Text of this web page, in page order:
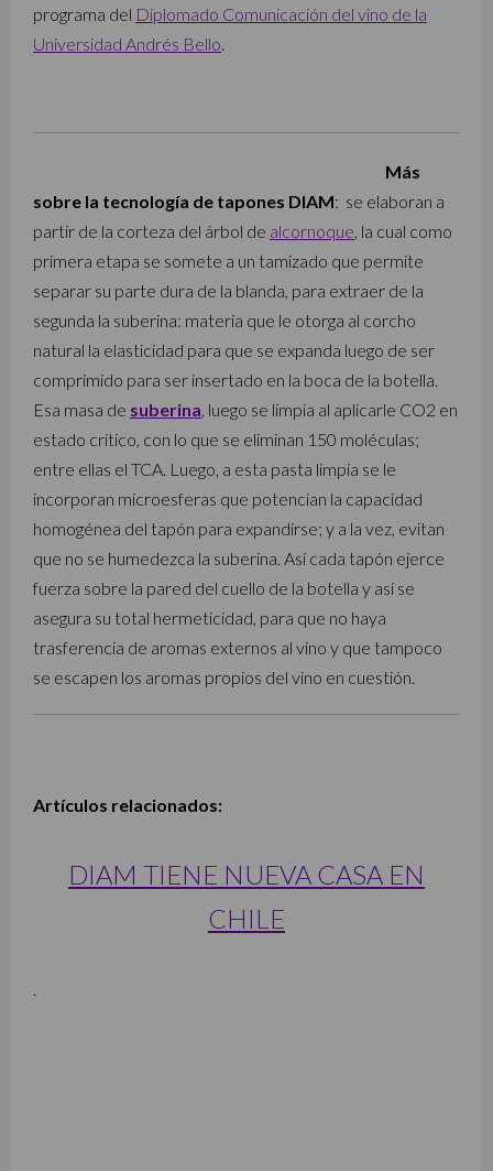
programa del Diplomado Comunicación del vino de la
Universidad Andrés Bello.
Más
sobre la tecnología de tapones DIAM: se elaboran a
partir de la corteza del árbol de alcornoque, la cual como
primera etapa se somete a un tamizado que permite
separar su parte dura de la blanda, para extraer de la
segunda la suberina: materia que le otorga al corcho
natural la elasticidad para que se expanda luego de ser
comprimido para ser insertado en la boca de la botella.
Esa masa de suberina, luego se limpia al aplicarle CO2 en
estado crítico, con lo que se eliminan 150 moléculas;
entre ellas el TCA. Luego, a esta pasta limpia se le
incorporan microesferas que potencian la capacidad
homogénea del tapón para expandirse; y a la vez, evitan
que no se humedezca la suberina. Así cada tapón ejerce
fuerza sobre la pared del cuello de la botella y así se
asegura su total hermeticidad, para que no haya
trasferencia de aromas externos al vino y que tampoco
se escapen los aromas propios del vino en cuestión.
Artículos relacionados:
DIAM TIENE NUEVA CASA EN
CHILE
.